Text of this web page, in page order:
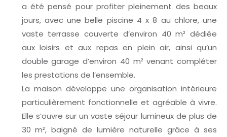
a été pensé pour profiter pleinement des beaux
jours, avec une belle piscine 4 x 8 au chlore, une
vaste terrasse couverte d’environ 40 m² dédiée
aux loisirs et aux repas en plein air, ainsi qu’un
double garage d’environ 40 m² venant compléter
les prestations de l’ensemble.
La maison développe une organisation intérieure
particulièrement fonctionnelle et agréable à vivre.
Elle s’ouvre sur un vaste séjour lumineux de plus de
30 m², baigné de lumière naturelle grâce à ses